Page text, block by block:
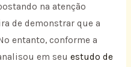
na atenção
de demonstrar que a
entanto, conforme a
em seu estudo de